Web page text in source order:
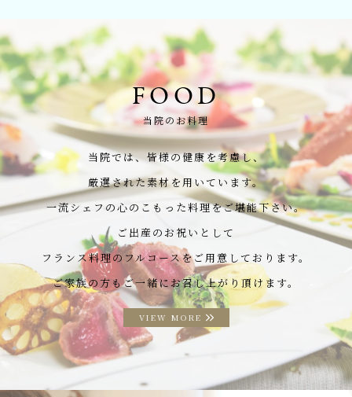
FOOD
当院のお料理
当院では、皆様の健康を考慮し、
厳選された素材を用いています。
一流シェフの心のこもった料理をご堪能下さい。
ご出産のお祝いとして
フランス料理のフルコースをご用意しております。
ご家族の方もご一緒にお召し上がり頂けます。
VIEW MORE